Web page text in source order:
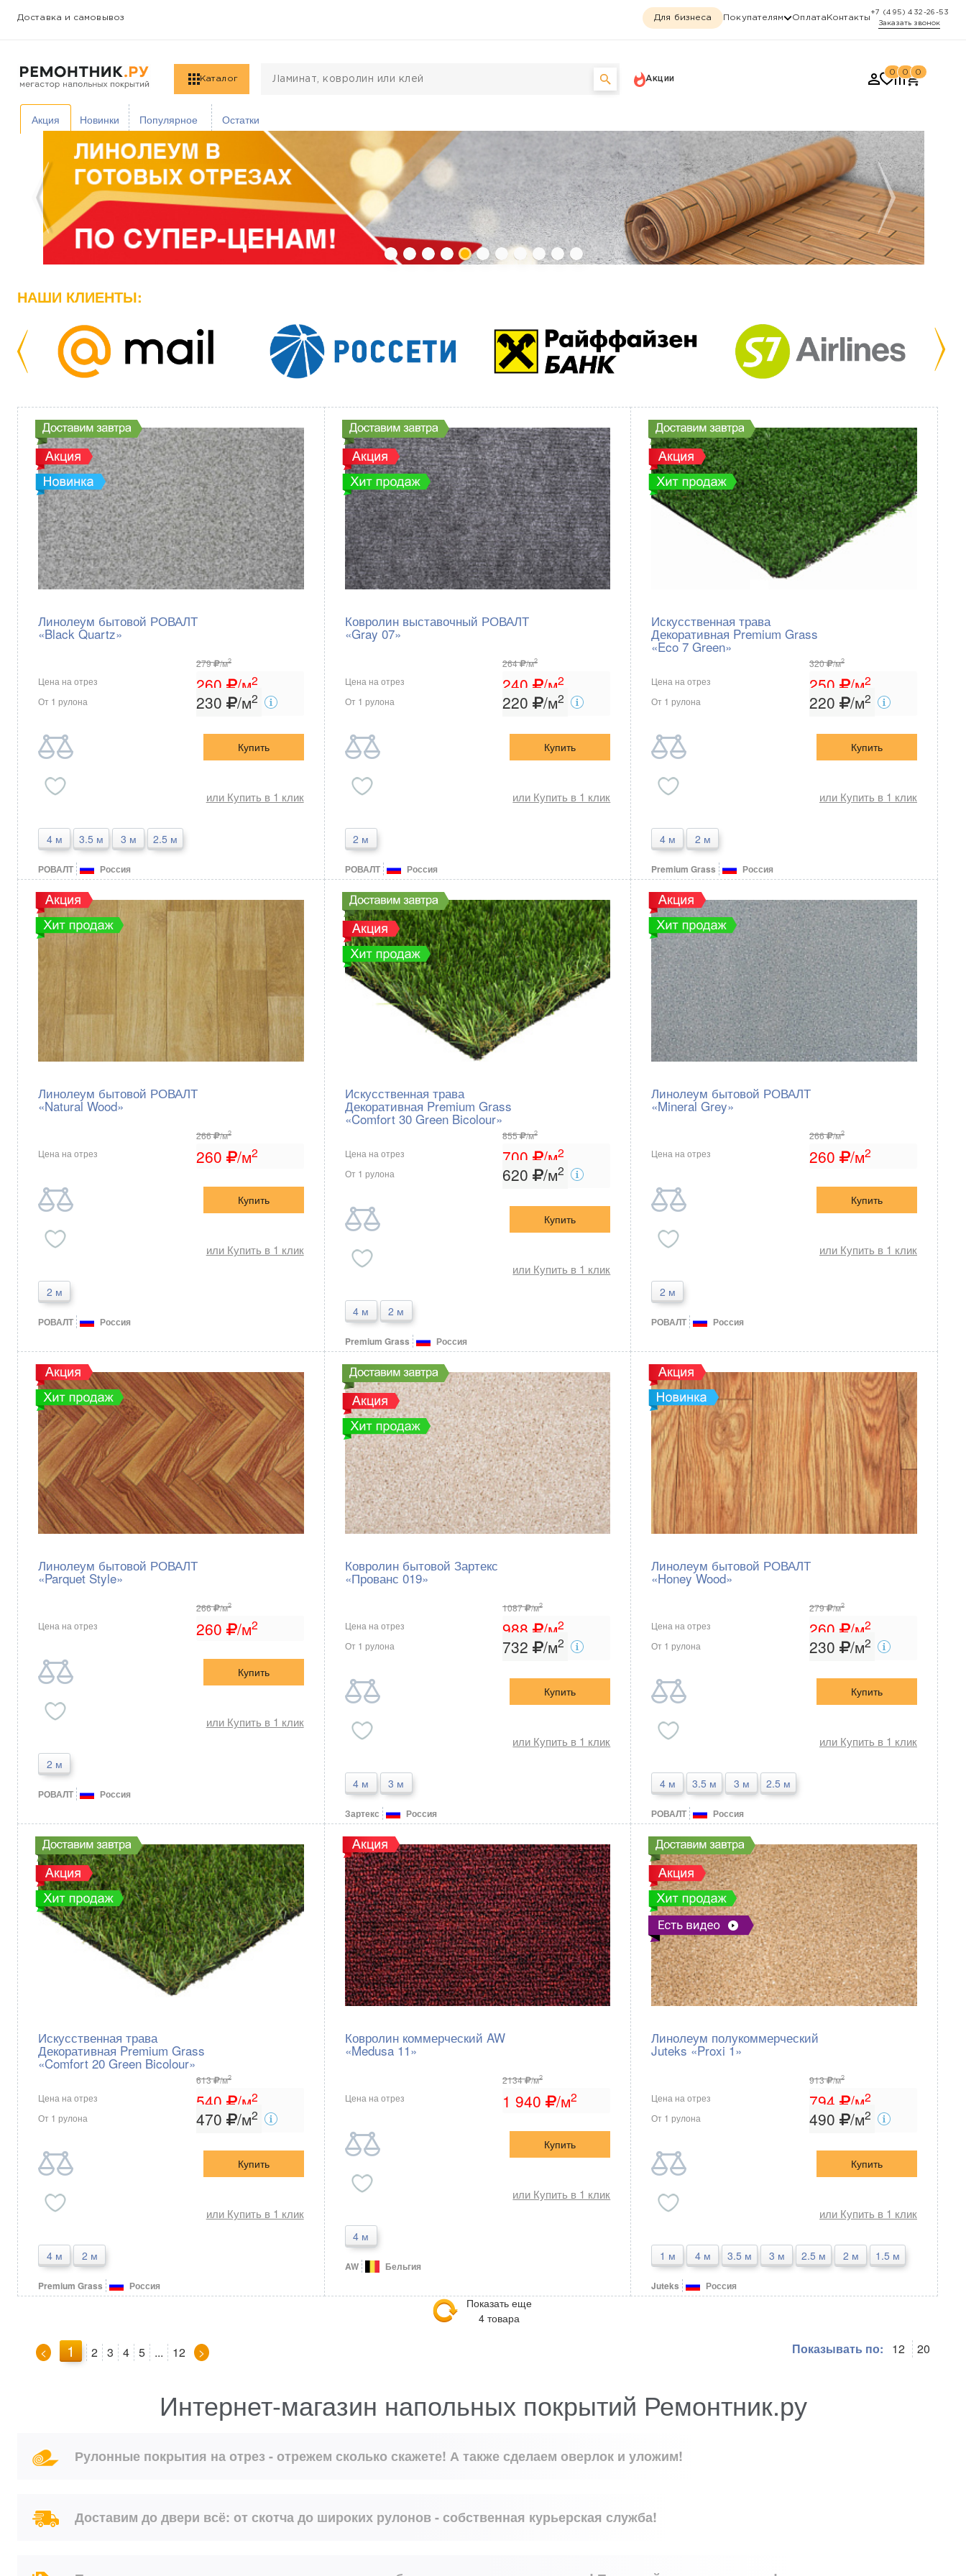
Доставка и самовывоз Для бизнеса Покупателям Оплата Контакты
+7 (495) 432-26-53
Заказать звонок
Каталог Акции
0 0 0
Акция Новинки Популярное Остатки
НАШИ КЛИЕНТЫ:
Линолеум бытовой РОВАЛТ
«Black Quartz»
Цена на отрез
От 1 рулона
279 /м2
260 /м2
230 /м2
Купить
или Купить в 1 клик
4 м 3.5 м 3 м 2.5 м
РОВАЛТ Россия
Ковролин выставочный РОВАЛТ
«Gray 07»
Цена на отрез
От 1 рулона
264 /м2
240 /м2
220 /м2
Купить
или Купить в 1 клик
2 м
РОВАЛТ Россия
Искусственная трава
Декоративная Premium Grass
«Eco 7 Green»
Цена на отрез
От 1 рулона
320 /м2
250 /м2
220 /м2
Купить
или Купить в 1 клик
4 м 2 м
Premium Grass Россия
Линолеум бытовой РОВАЛТ
«Natural Wood»
Цена на отрез
266 /м2
260 /м2
Купить
или Купить в 1 клик
2 м
РОВАЛТ Россия
Искусственная трава
Декоративная Premium Grass
«Comfort 30 Green Bicolour»
Цена на отрез
От 1 рулона
855 /м2
700 /м2
620 /м2
Купить
или Купить в 1 клик
4 м 2 м
Premium Grass Россия
Линолеум бытовой РОВАЛТ
«Mineral Grey»
Цена на отрез
266 /м2
260 /м2
Купить
или Купить в 1 клик
2 м
РОВАЛТ Россия
Линолеум бытовой РОВАЛТ
«Parquet Style»
Цена на отрез
266 /м2
260 /м2
Купить
или Купить в 1 клик
2 м
РОВАЛТ Россия
Ковролин бытовой Зартекс
«Прованс 019»
Цена на отрез
От 1 рулона
1087 /м2
988 /м2
732 /м2
Купить
или Купить в 1 клик
4 м 3 м
Зартекс Россия
Линолеум бытовой РОВАЛТ
«Honey Wood»
Цена на отрез
От 1 рулона
279 /м2
260 /м2
230 /м2
Купить
или Купить в 1 клик
4 м 3.5 м 3 м 2.5 м
РОВАЛТ Россия
Искусственная трава
Декоративная Premium Grass
«Comfort 20 Green Bicolour»
Цена на отрез
От 1 рулона
613 /м2
540 /м2
470 /м2
Купить
или Купить в 1 клик
4 м 2 м
Premium Grass Россия
Ковролин коммерческий AW
«Medusa 11»
Цена на отрез
2134 /м2
1 940 /м2
Купить
или Купить в 1 клик
4 м
AW Бельгия
Линолеум полукоммерческий
Juteks «Proxi 1»
Цена на отрез
От 1 рулона
913 /м2
794 /м2
490 /м2
Купить
или Купить в 1 клик
1 м 4 м 3.5 м 3 м 2.5 м 2 м 1.5 м
Juteks Россия
Показать еще
4 товара
< 1 2 3 4 5 ... 12 > Показывать по: 12 20
Интернет-магазин напольных покрытий Ремонтник.ру
Рулонные покрытия на отрез - отрежем сколько скажете! А также сделаем оверлок и уложим!
Доставим до двери всё: от скотча до широких рулонов - собственная курьерская служба!